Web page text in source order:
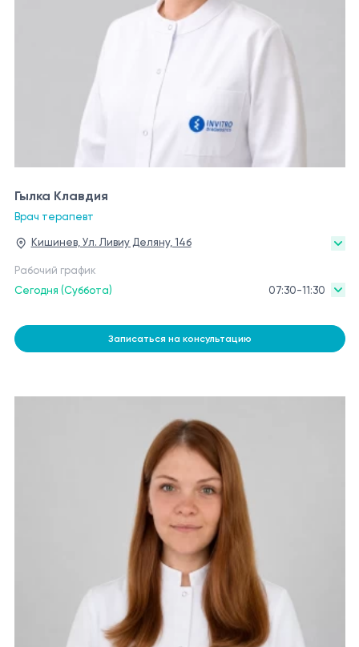
Гылка Клавдия
Врач терапевт
Кишинев, Ул. Ливиу Деляну, 14б
Рабочий график
Сегодня (Суббота)
07:30-11:30
Записаться на консультацию